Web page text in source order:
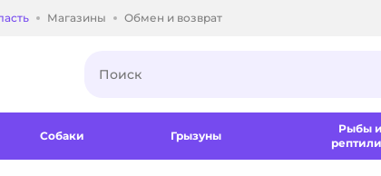
адреса доставки.
Магазины Обмен и возврат
Собаки Грызуны
Рыбы и